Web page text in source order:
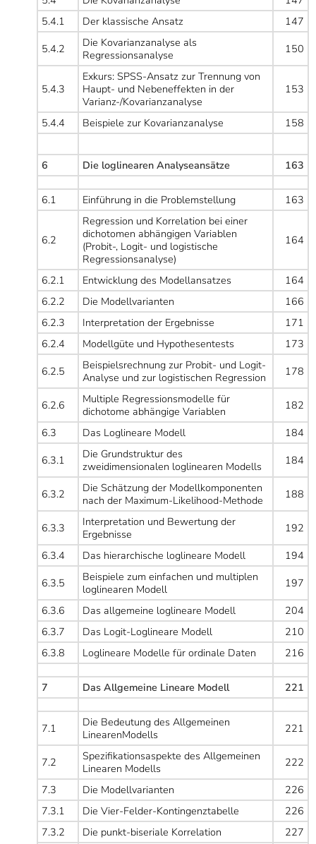
5.4.1
Der klassische Ansatz
147
5.4.2
Die Kovarianzanalyse als
Regressionsanalyse
150
5.4.3
Exkurs: SPSS-Ansatz zur Trennung von
Haupt- und Nebeneffekten in der
Varianz-/Kovarianzanalyse
153
5.4.4 Beispiele zur Kovarianzanalyse 158
6 Die loglinearen Analyseansätze 163
6.1 Einführung in die Problemstellung 163
6.2
Regression und Korrelation bei einer
dichotomen abhängigen Variablen
(Probit-, Logit- und logistische
Regressionsanalyse)
164
6.2.1 Entwicklung des Modellansatzes
164
6.2.2
Die Modellvarianten
166
6.2.3
Interpretation der Ergebnisse
171
6.2.4
Modellgüte und Hypothesentests
173
6.2.5
Beispielsrechnung zur Probit- und Logit-
Analyse und zur logistischen Regression
178
6.2.6
Multiple Regressionsmodelle für
dichotome abhängige Variablen
182
6.3
Das Loglineare Modell
184
6.3.1
Die Grundstruktur des
zweidimensionalen loglinearen Modells
184
6.3.2
Die Schätzung der Modellkomponenten
nach der Maximum-Likelihood-Methode
188
6.3.3
Interpretation und Bewertung der
Ergebnisse
192
6.3.4
Das hierarchische loglineare Modell
194
6.3.5
Beispiele zum einfachen und multiplen
loglinearen Modell
197
6.3.6
Das allgemeine loglineare Modell
204
6.3.7
Das Logit-Loglineare Modell
210
6.3.8
Loglineare Modelle für ordinale Daten 216
7 Das Allgemeine Lineare Modell 221
7.1
Die Bedeutung des Allgemeinen
LinearenModells
221
7.2
Spezifikationsaspekte des Allgemeinen
Linearen Modells
222
7.3
Die Modellvarianten
226
7.3.1
Die Vier-Felder-Kontingenztabelle
226
7.3.2
Die punkt-biseriale Korrelation
227